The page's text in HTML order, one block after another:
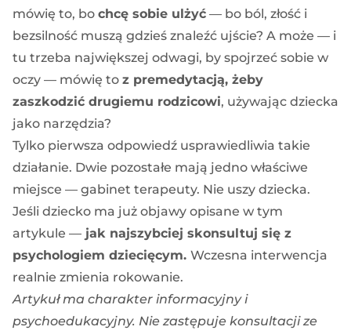
mówię to, bo chcę sobie ulżyć — bo ból, złość i
bezsilność muszą gdzieś znaleźć ujście? A może — i
tu trzeba największej odwagi, by spojrzeć sobie w
oczy — mówię to z premedytacją, żeby
zaszkodzić drugiemu rodzicowi, używając dziecka
jako narzędzia?
Tylko pierwsza odpowiedź usprawiedliwia takie
działanie. Dwie pozostałe mają jedno właściwe
miejsce — gabinet terapeuty. Nie uszy dziecka.
Jeśli dziecko ma już objawy opisane w tym
artykule — jak najszybciej skonsultuj się z
psychologiem dziecięcym. Wczesna interwencja
realnie zmienia rokowanie.
Artykuł ma charakter informacyjny i
psychoedukacyjny. Nie zastępuje konsultacji ze